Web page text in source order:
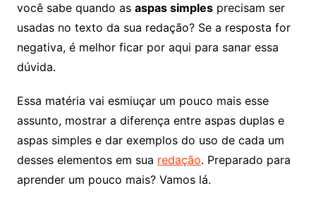
você sabe quando as aspas simplesprecisam ser
usadas no texto da sua redação? Se a resposta for
negativa, é melhor ficar por aqui para sanar essa
dúvida.
Essa matéria vai esmiuçar um pouco mais esse
assunto, mostrar a diferença entre aspas duplas e
aspas simples e dar exemplos do uso de cada um
desses elementos em sua redação. Preparado para
aprender um pouco mais? Vamos lá.